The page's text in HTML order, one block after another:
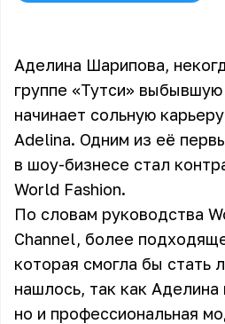
Аделина Шарипова,
группе «Тутси»
начинает сольную
Adelina. Одним из её
в шоу-бизнесе стал
World Fashion.
По словам руководства
Channel, более
которая смогла бы стать
нашлось, так как Аделина
но и профессиональная